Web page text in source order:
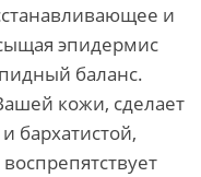
и
эпидермис
баланс.
кожи, сделает
бархатистой,